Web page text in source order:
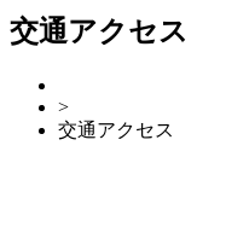
交通アクセス
>
交通アクセス